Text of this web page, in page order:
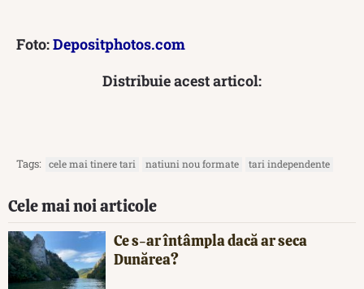
Foto:Depositphotos.com
Distribuie acest articol:
Tags: cele mai tinere tari natiuni nou formate tari independente
Cele mai noi articole
Ce s-ar întâmpla dacă ar seca
Dunărea?